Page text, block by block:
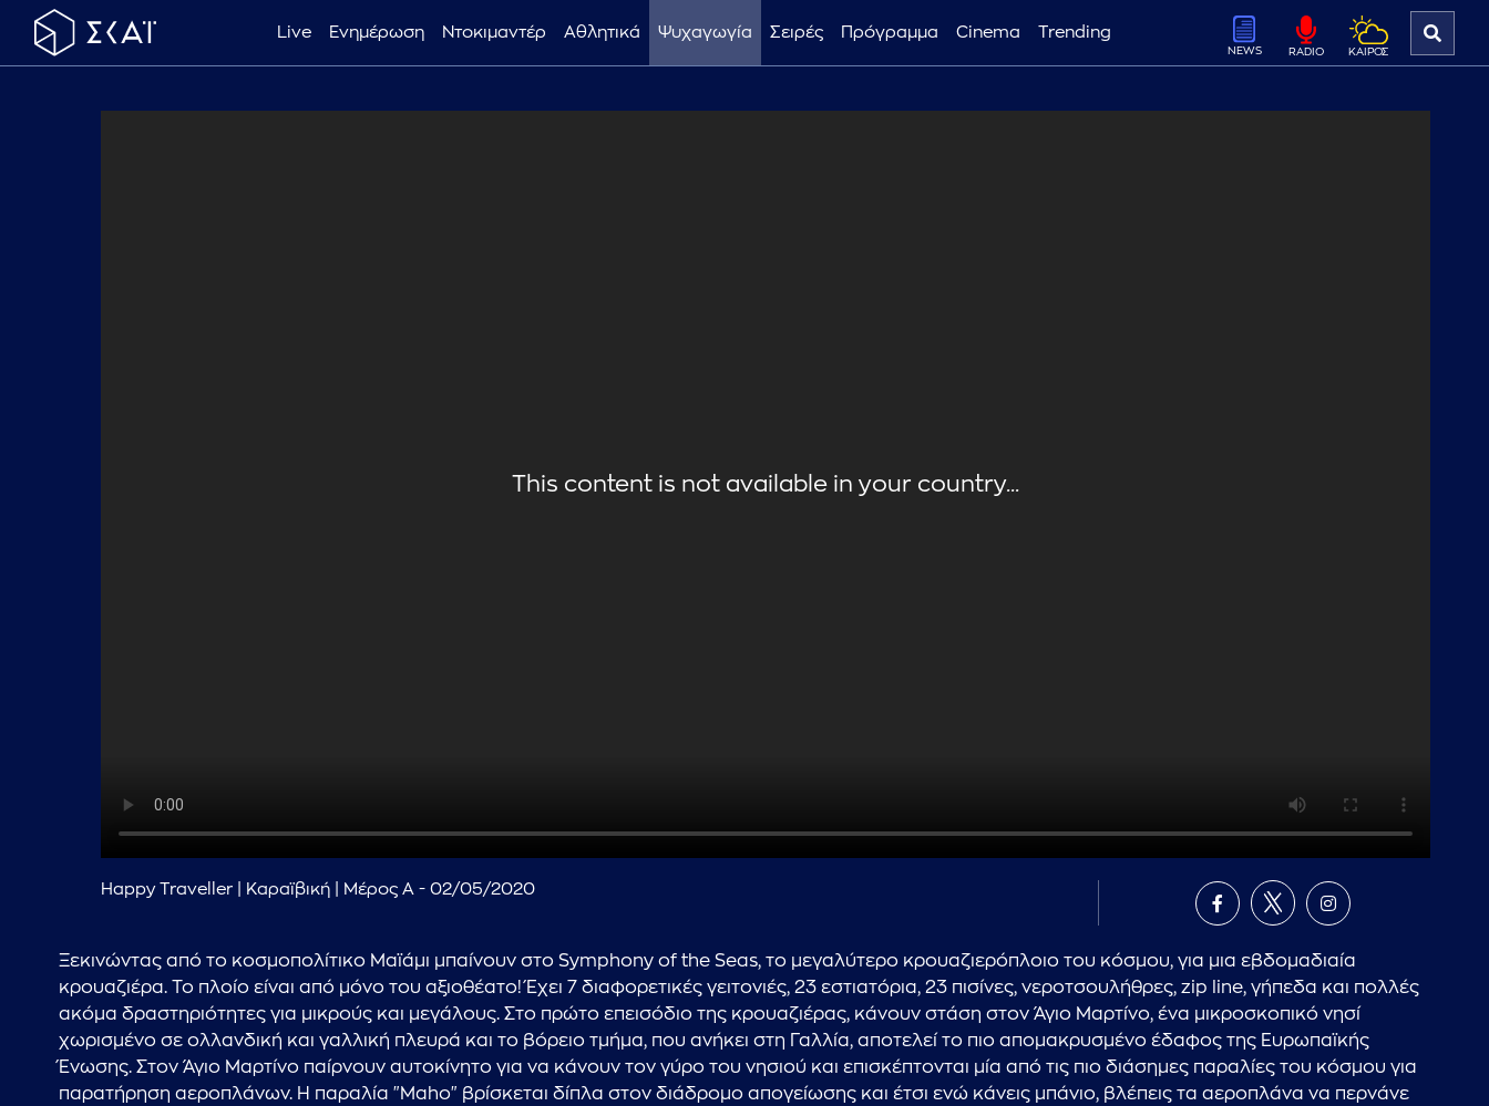
Live Ενημέρωση Ντοκιμαντέρ Αθλητικά Ψυχαγωγία Σειρές Πρόγραμμα Cinema Trending
NEWS RADIO ΚΑΙΡΟΣ
This content is not available in your country...
Happy Traveller | Καραϊβική | Μέρος Α - 02/05/2020
Ξεκινώντας από το κοσμοπολίτικο Μαϊάμι μπαίνουν στο Symphony of the Seas, το μεγαλύτερο κρουαζιερόπλοιο του κόσμου, για μια εβδομαδιαία
κρουαζιέρα. Το πλοίο είναι από μόνο του αξιοθέατο! Έχει 7 διαφορετικές γειτονιές, 23 εστιατόρια, 23 πισίνες, νεροτσουλήθρες, zip line, γήπεδα και πολλές
ακόμα δραστηριότητες για μικρούς και μεγάλους. Στο πρώτο επεισόδιο της κρουαζιέρας, κάνουν στάση στον Άγιο Μαρτίνο, ένα μικροσκοπικό νησί
χωρισμένο σε ολλανδική και γαλλική πλευρά και το βόρειο τμήμα, που ανήκει στη Γαλλία, αποτελεί το πιο απομακρυσμένο έδαφος της Ευρωπαϊκής
Ένωσης. Στον Άγιο Μαρτίνο παίρνουν αυτοκίνητο για να κάνουν τον γύρο του νησιού και επισκέπτονται μία από τις πιο διάσημες παραλίες του κόσμου για
παρατήρηση αεροπλάνων. Η παραλία "Maho" βρίσκεται δίπλα στον διάδρομο απογείωσης και έτσι ενώ κάνεις μπάνιο, βλέπεις τα αεροπλάνα να περνάνε